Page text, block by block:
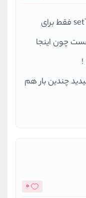
درود بر شما قرار دادن اون setTimeout فقط برای
چون اینجا
چندین بار هم
0